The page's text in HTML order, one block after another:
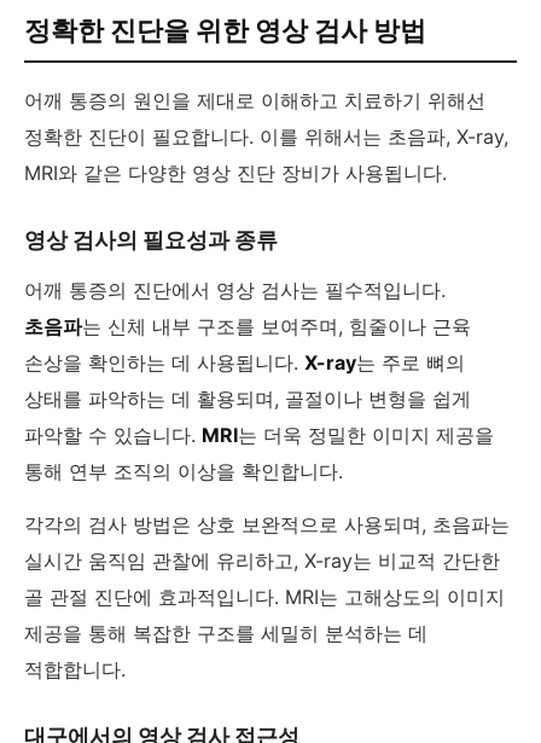
정확한 진단을 위한 영상 검사 방법
어깨 통증의 원인을 제대로 이해하고 치료하기 위해선
정확한 진단이 필요합니다. 이를 위해서는 초음파, X-ray,
MRI와 같은 다양한 영상 진단 장비가 사용됩니다.
영상 검사의 필요성과 종류
어깨 통증의 진단에서 영상 검사는 필수적입니다.
초음파는 신체 내부 구조를 보여주며, 힘줄이나 근육
손상을 확인하는 데 사용됩니다. X-ray는 주로 뼈의
상태를 파악하는 데 활용되며, 골절이나 변형을 쉽게
파악할 수 있습니다. MRI는 더욱 정밀한 이미지 제공을
통해 연부 조직의 이상을 확인합니다.
각각의 검사 방법은 상호 보완적으로 사용되며, 초음파는
실시간 움직임 관찰에 유리하고, X-ray는 비교적 간단한
골 관절 진단에 효과적입니다. MRI는 고해상도의 이미지
제공을 통해 복잡한 구조를 세밀히 분석하는 데
적합합니다.
대구에서의 영상 검사 접근성